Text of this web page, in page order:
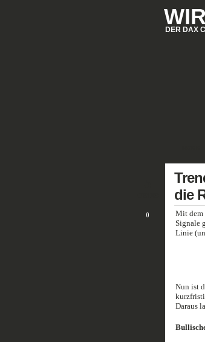
DER DAX
0
die
Mit dem
Signale
Linie
Nun ist
Daraus